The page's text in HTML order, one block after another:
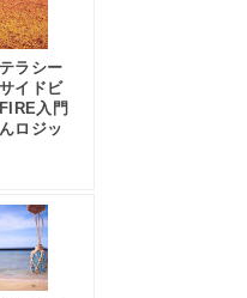
ラシー
イドビ
入門
ロジッ